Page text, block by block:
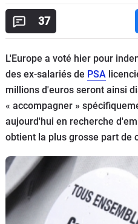
Electriques
Utilitaires
Flottes
Auto
Services
Moto
Marques
37
L'Europe a voté hier pour
des ex-salariés de PSA
millions d'euros seront ainsi
« accompagner »
aujourd'hui en recherche
obtient la plus grosse part de